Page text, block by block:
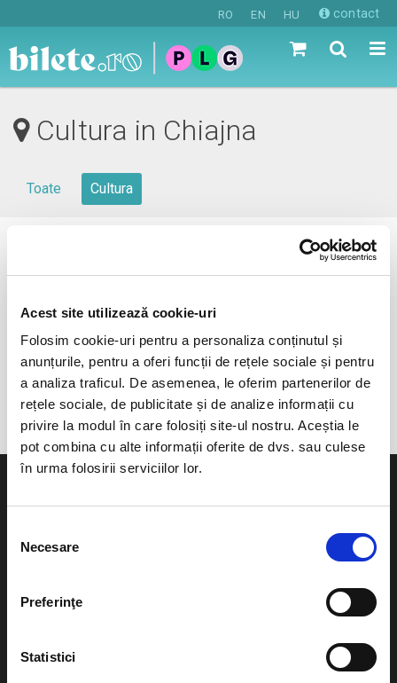
Acest site utilizează cookie-uri
Folosim cookie-uri pentru a personaliza conținutul și
anunțurile, pentru a oferi funcții de rețele sociale și pentru
a analiza traficul. De asemenea, le oferim partenerilor de
rețele sociale, de publicitate și de analize informații cu
privire la modul în care folosiți site-ul nostru. Aceștia le
pot combina cu alte informații oferite de dvs. sau culese
în urma folosirii serviciilor lor.
consimțământului
Necesare
Preferinţe
Statistici
RO EN HU contact
Cultura in Chiajna
Toate Cultura
0 evenimente in viitorul apropiat
anunta-ma pe email cand apare urmatorul eveniment la
Chiajna
Evenimente
Teatru
festivaluri